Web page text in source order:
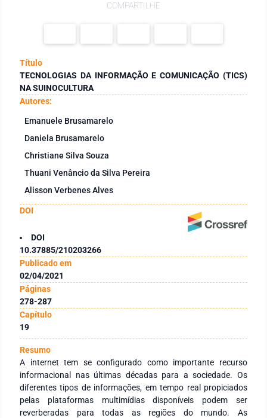
COMPARTILHE
Título
TECNOLOGIAS DA INFORMAÇÃO E COMUNICAÇÃO (TICS)
NA SUINOCULTURA
Autores:
Emanuele Brusamarelo
Daniela Brusamarelo
Christiane Silva Souza
Thuani Venâncio da Silva Pereira
Alisson Verbenes Alves
DOI
DOI
10.37885/210203266
Publicado em
02/04/2021
Páginas
278-287
Capítulo
19
Resumo
A internet tem se configurado como importante recurso
informacional nas últimas décadas para a sociedade. Os
diferentes tipos de informações, em tempo real propiciados
pelas plataformas multimídias disponíveis podem ser
reverberadas para todas as regiões do mundo. As